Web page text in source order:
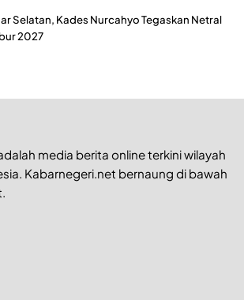
Selatan, Kades Nurcahyo Tegaskan Netral
2027
media berita online terkini wilayah
Kabarnegeri.net bernaung di bawah